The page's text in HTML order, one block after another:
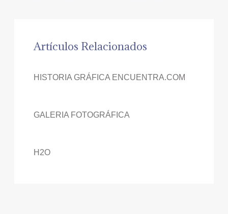
Artículos Relacionados
HISTORIA GRÁFICA ENCUENTRA.COM
GALERIA FOTOGRÁFICA
H2O